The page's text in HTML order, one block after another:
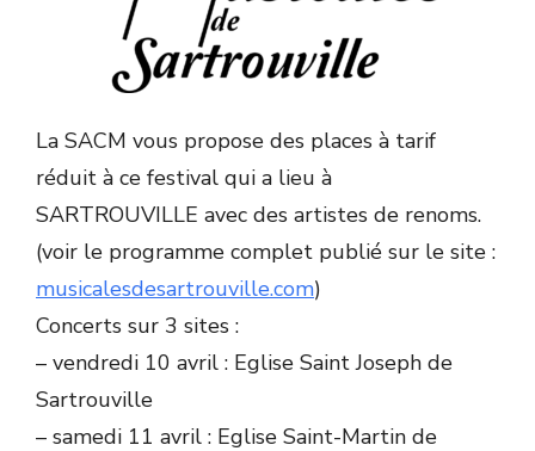
La SACM vous propose des places à tarif
réduit à ce festival qui a lieu à
SARTROUVILLE avec des artistes de renoms.
(voir le programme complet publié sur le site :
musicalesdesartrouville.com)
Concerts sur 3 sites :
– vendredi 10 avril : Eglise Saint Joseph de
Sartrouville
– samedi 11 avril : Eglise Saint-Martin de